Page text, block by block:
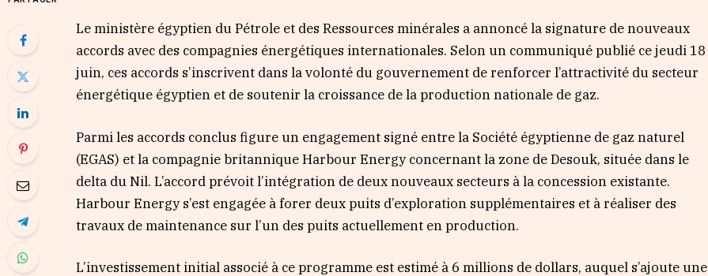
Le ministère égyptien du Pétrole et des Ressources minérales a annoncé la signature de nouveaux
accords avec des compagnies énergétiques internationales. Selon un communiqué publié ce jeudi 18
juin, ces accords s’inscrivent dans la volonté du gouvernement de renforcer l’attractivité du secteur
énergétique égyptien et de soutenir la croissance de la production nationale de gaz.
Parmi les accords conclus figure un engagement signé entre la Société égyptienne de gaz naturel
(EGAS) et la compagnie britannique Harbour Energy concernant la zone de Desouk, située dans le
delta du Nil. L’accord prévoit l’intégration de deux nouveaux secteurs à la concession existante.
Harbour Energy s’est engagée à forer deux puits d’exploration supplémentaires et à réaliser des
travaux de maintenance sur l’un des puits actuellement en production.
L’investissement initial associé à ce programme est estimé à 6 millions de dollars, auquel s’ajoute une